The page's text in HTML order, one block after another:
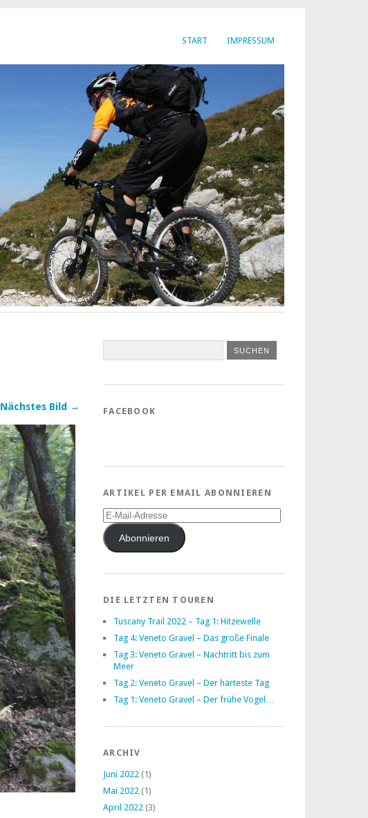
START IMPRESSUM
Nächstes Bild → FACEBOOK
ARTIKEL PER EMAIL ABONNIEREN
E-
Mail-
AdresseAbonnieren
DIE LETZTEN TOUREN
Tuscany Trail 2022 – Tag 1: Hitzewelle
Tag 4: Veneto Gravel – Das große Finale
Tag 3: Veneto Gravel – Nachtritt bis zum
Meer
Tag 2: Veneto Gravel – Der härteste Tag
Tag 1: Veneto Gravel – Der frühe Vogel…
ARCHIV
Juni 2022 (1)
Mai 2022 (1)
April 2022 (3)